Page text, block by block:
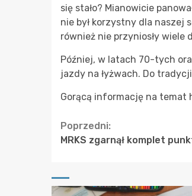
się stało? Mianowicie
nie był korzystny dla naszej
również nie przyniosły wiele
Później, w latach 70-tych
jazdy na łyżwach. Do
Gorącą informację na temat
Continue
Reading
Poprzedni:
MRKS zgarnął komplet